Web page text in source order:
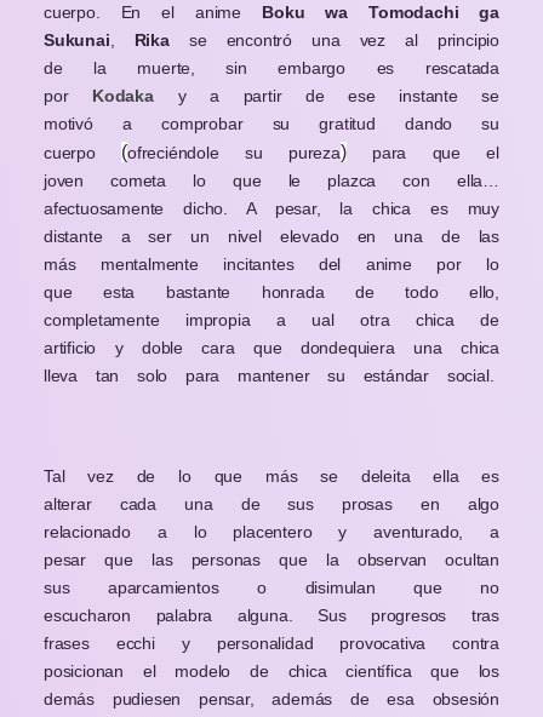
cuerpo. En el anime Boku wa Tomodachi ga
Sukunai
Rika se encontró una vez al principio
de la muerte, sin embargo es rescatada
por Kodaka
y a partir de ese instante se
motivó a comprobar su gratitud dando su
cuerpo (ofreciéndole su pureza)para que el
joven cometa lo que le plazca con ella…
afectuosamente dicho. A pesar, la chica es muy
distante a ser un nivel elevado en una de las
más mentalmente incitantes del anime por lo
que esta bastante honrada de todo ello,
completamente impropia a ual otra chica de
artificio y doble cara que dondequiera una chica
lleva tan solo para mantener su estándar social.
Tal vez de lo que más se deleita ella es
alterar cada una de sus prosas en algo
relacionado a lo placentero y aventurado, a
pesar que las personas que la observan ocultan
sus aparcamientos o disimulan que no
escucharon palabra alguna. Sus progresos tras
frases ecchi y personalidad provocativa contra
posicionan el modelo de chica científica que los
demás pudiesen pensar, además de esa obsesión